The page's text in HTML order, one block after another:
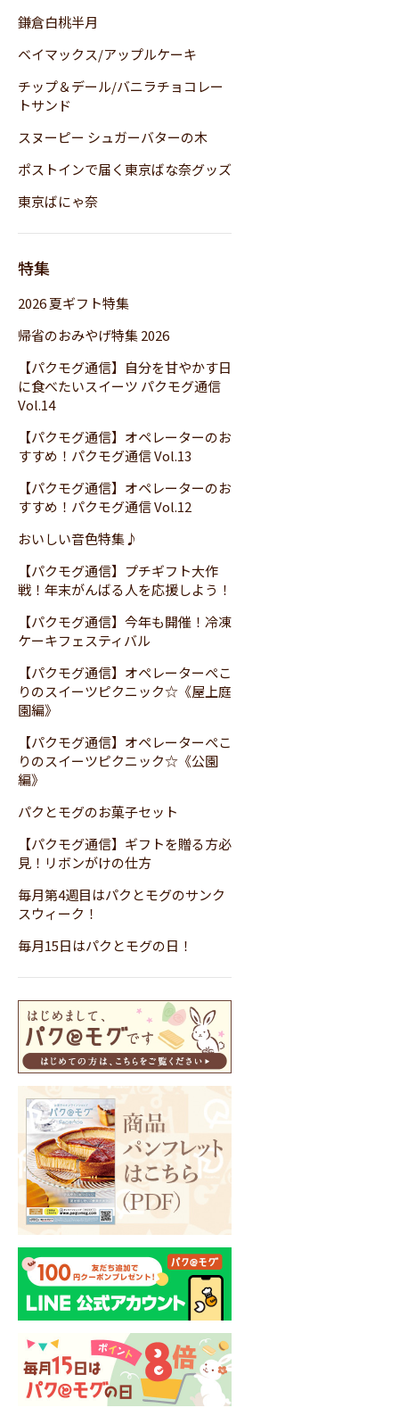
鎌倉白桃半月
ベイマックス/アップルケーキ
チップ＆デール/バニラチョコレー
トサンド
スヌーピー シュガーバターの木
ポストインで届く東京ばな奈グッズ
東京ばにゃ奈
特集
2026 夏ギフト特集
帰省のおみやげ特集 2026
【パクモグ通信】自分を甘やかす日
に食べたいスイーツ パクモグ通信
Vol.14
【パクモグ通信】オペレーターのお
すすめ！パクモグ通信 Vol.13
【パクモグ通信】オペレーターのお
すすめ！パクモグ通信 Vol.12
おいしい音色特集♪
【パクモグ通信】プチギフト大作
戦！年末がんばる人を応援しよう！
【パクモグ通信】今年も開催！冷凍
ケーキフェスティバル
【パクモグ通信】オペレーターぺこ
りのスイーツピクニック☆《屋上庭
園編》
【パクモグ通信】オペレーターぺこ
りのスイーツピクニック☆《公園
編》
パクとモグのお菓子セット
【パクモグ通信】ギフトを贈る方必
見！リボンがけの仕方
毎月第4週目はパクとモグのサンク
スウィーク！
毎月15日はパクとモグの日！